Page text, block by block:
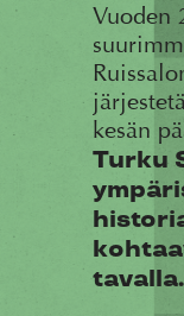
Vuoden
kesän
Turku
tavalla.